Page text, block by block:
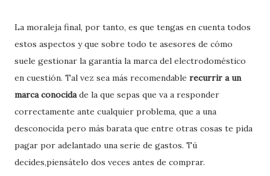
La moraleja final, por tanto, es que tengas en cuenta todos
estos aspectos y que sobre todo te asesores de cómo
suele gestionar la garantía la marca del electrodoméstico
en cuestión. Tal vez sea más recomendable recurrir a un
marca conocidade la que sepas que va a responder
correctamente ante cualquier problema, que a una
desconocida pero más barata que entre otras cosas te pida
pagar por adelantado una serie de gastos. Tú
decides,piensátelo dos veces antes de comprar.